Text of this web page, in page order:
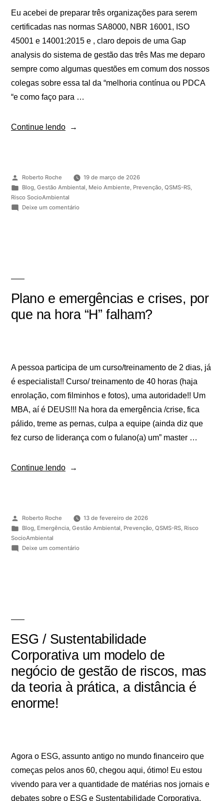
Eu acebei de preparar três organizações para serem
certificadas nas normas SA8000, NBR 16001, ISO
45001 e 14001:2015 e , claro depois de uma Gap
analysis do sistema de gestão das três Mas me deparo
sempre como algumas questões em comum dos nossos
colegas sobre essa tal da “melhoria contínua ou PDCA
“e como faço para …
Continue lendo
Roberto Roche
19 de março de 2026
Blog, Gestão Ambiental, Meio Ambiente, Prevenção, QSMS-RS,
Risco SocioAmbiental
Deixe um comentário
Plano e emergências e crises, por
que na hora “H” falham?
A pessoa participa de um curso/treinamento de 2 dias, já
é especialista!! Curso/ treinamento de 40 horas (haja
enrolação, com filminhos e fotos), uma autoridade!! Um
MBA, aí é DEUS!!! Na hora da emergência /crise, fica
pálido, treme as pernas, culpa a equipe (ainda diz que
fez curso de liderança com o fulano(a) um” master …
Continue lendo
Roberto Roche
13 de fevereiro de 2026
Blog, Emergência, Gestão Ambiental, Prevenção, QSMS-RS, Risco
SocioAmbiental
Deixe um comentário
ESG / Sustentabilidade
Corporativa um modelo de
negócio de gestão de riscos, mas
da teoria à prática, a distância é
enorme!
Agora o ESG, assunto antigo no mundo financeiro que
começas pelos anos 60, chegou aqui, ótimo! Eu estou
vivendo para ver a quantidade de matérias nos jornais e
debates sobre o ESG e Sustentabilidade Corporativa,